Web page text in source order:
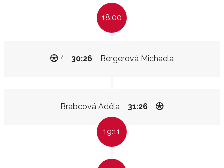
18:00
Bergerová Michaela
30:26
7
Brabcová Adéla 31:26
19:11